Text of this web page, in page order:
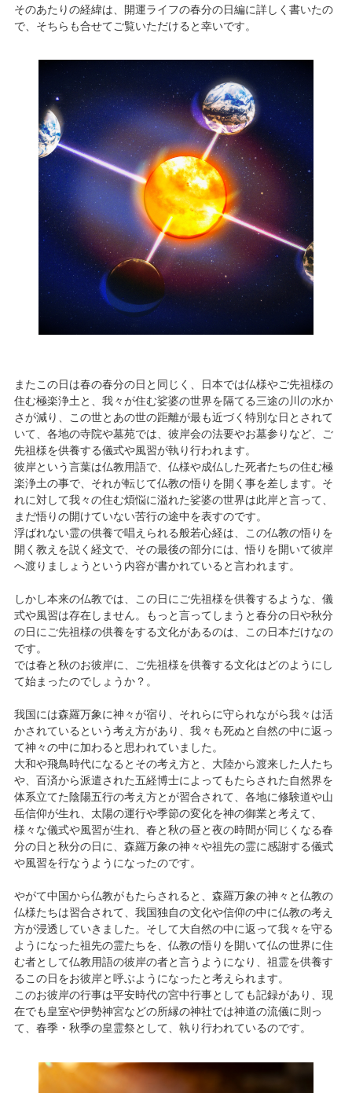
そのあたりの経緯は、開運ライフの春分の日編に詳しく書いたの
で、そちらも合せてご覧いただけると幸いです。
またこの日は春の春分の日と同じく、日本では仏様やご先祖様の
住む極楽浄土と、我々が住む娑婆の世界を隔てる三途の川の水か
さが減り、この世とあの世の距離が最も近づく特別な日とされて
いて、各地の寺院や墓苑では、彼岸会の法要やお墓参りなど、ご
先祖様を供養する儀式や風習が執り行われます。
彼岸という言葉は仏教用語で、仏様や成仏した死者たちの住む極
楽浄土の事で、それが転じて仏教の悟りを開く事を差します。そ
れに対して我々の住む煩悩に溢れた娑婆の世界は此岸と言って、
まだ悟りの開けていない苦行の途中を表すのです。
浮ばれない霊の供養で唱えられる般若心経は、この仏教の悟りを
開く教えを説く経文で、その最後の部分には、悟りを開いて彼岸
へ渡りましょうという内容が書かれていると言われます。
しかし本来の仏教では、この日にご先祖様を供養するような、儀
式や風習は存在しません。もっと言ってしまうと春分の日や秋分
の日にご先祖様の供養をする文化があるのは、この日本だけなの
です。
では春と秋のお彼岸に、ご先祖様を供養する文化はどのようにし
て始まったのでしょうか？。
我国には森羅万象に神々が宿り、それらに守られながら我々は活
かされているという考え方があり、我々も死ぬと自然の中に返っ
て神々の中に加わると思われていました。
大和や飛鳥時代になるとその考え方と、大陸から渡来した人たち
や、百済から派遣された五経博士によってもたらされた自然界を
体系立てた陰陽五行の考え方とが習合されて、各地に修験道や山
岳信仰が生れ、太陽の運行や季節の変化を神の御業と考えて、
様々な儀式や風習が生れ、春と秋の昼と夜の時間が同じくなる春
分の日と秋分の日に、森羅万象の神々や祖先の霊に感謝する儀式
や風習を行なうようになったのです。
やがて中国から仏教がもたらされると、森羅万象の神々と仏教の
仏様たちは習合されて、我国独自の文化や信仰の中に仏教の考え
方が浸透していきました。そして大自然の中に返って我々を守る
ようになった祖先の霊たちを、仏教の悟りを開いて仏の世界に住
む者として仏教用語の彼岸の者と言うようになり、祖霊を供養す
るこの日をお彼岸と呼ぶようになったと考えられます。
このお彼岸の行事は平安時代の宮中行事としても記録があり、現
在でも皇室や伊勢神宮などの所縁の神社では神道の流儀に則っ
て、春季・秋季の皇霊祭として、執り行われているのです。